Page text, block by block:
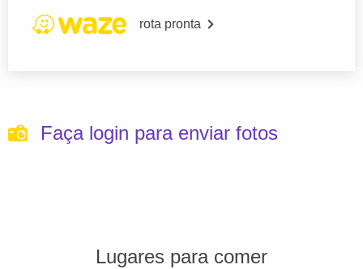
rota pronta
Faça login para enviar fotos
Lugares para comer